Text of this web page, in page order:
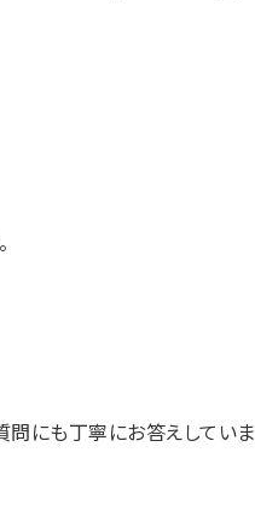
問にも丁寧にお答えしていま